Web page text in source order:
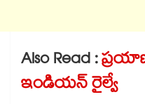
Also Read :
ఇండియన్ రైల్వే